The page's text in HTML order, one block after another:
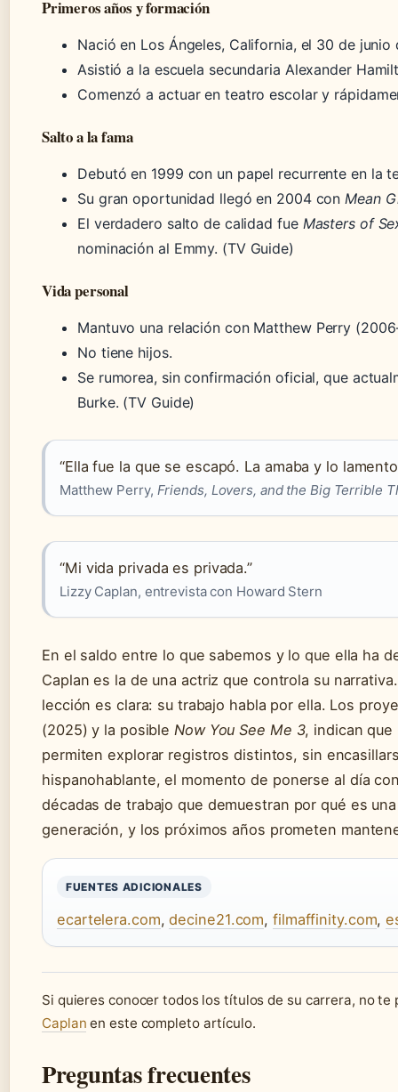
Primeros años y formación
Nació en Los Ángeles, California, el 30 de junio
Asistió a la escuela secundaria Alexander
Comenzó a actuar en teatro escolar y
Salto a la fama
Debutó en 1999 con un papel recurrente en la
Su gran oportunidad llegó en 2004 con Mean
El verdadero salto de calidad fue Masters of
nominación al Emmy. (TV Guide)
Vida personal
Mantuvo una relación con Matthew Perry
No tiene hijos.
Se rumorea, sin confirmación oficial, que
Burke. (TV Guide)
“Ella fue la que se escapó. La amaba y lo
Matthew Perry, Friends, Lovers, and the Big Terrible
“Mi vida privada es privada.”
Lizzy Caplan, entrevista con Howard Stern
En el saldo entre lo que sabemos y lo que ella ha
Caplan es la de una actriz que controla su
lección es clara: su trabajo habla por ella. Los
(2025) y la posible Now You See Me 3, indican que
permiten explorar registros distintos, sin
hispanohablante, el momento de ponerse al día
décadas de trabajo que demuestran por qué es
generación, y los próximos años prometen
FUENTES ADICIONALES
ecartelera.com,decine21.com,filmaffinity.com,
Si quieres conocer todos los títulos de su carrera, no
Caplan en este completo artículo.
Preguntas frecuentes